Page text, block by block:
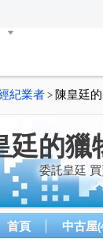
紀業者 > 陳皇廷
廷的獵
委託皇廷
首頁 中古屋